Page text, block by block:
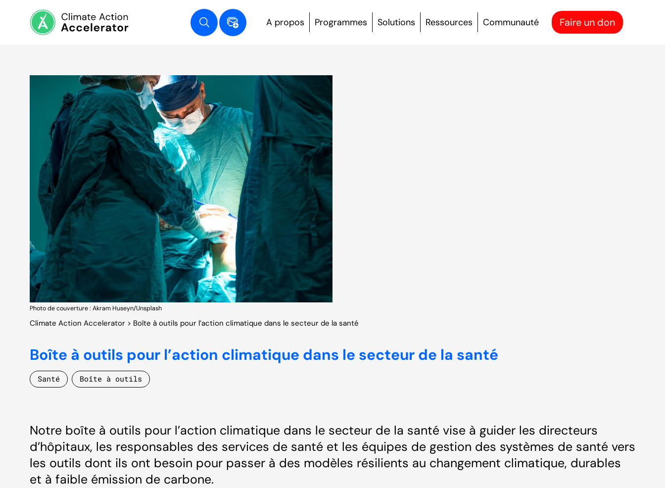
A propos Programmes Solutions Ressources Communauté Faire un don
Photo de couverture : Akram Huseyn/Unsplash
Climate Action Accelerator > Boîte à outils pour l’action climatique dans le secteur de la santé
Boîte à outils pour l’action climatique dans le secteur de la santé
Santé Boîte à outils
Notre boîte à outils pour l’action climatique dans le secteur de la santé vise à guider les directeurs
d’hôpitaux, les responsables des services de santé et les équipes de gestion des systèmes de santé vers
les outils dont ils ont besoin pour passer à des modèles résilients au changement climatique, durables
et à faible émission de carbone.